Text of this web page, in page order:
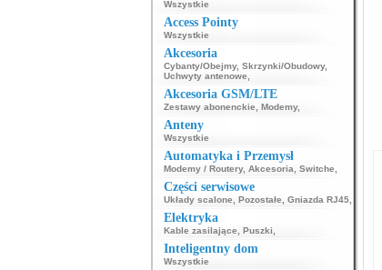
Wszystkie
Access Pointy
Wszystkie
Akcesoria
Cybanty/Obejmy, Skrzynki/Obudowy,
Uchwyty antenowe
Akcesoria GSM/LTE
Zestawy abonenckie Modemy,
Anteny
Wszystkie
Automatyka i Przemysł
Modemy / Routery, Akcesoria Switche
Części serwisowe
Układy scalone Pozostałe Gniazda RJ45,
Elektryka
Kable zasilające Puszki
Inteligentny dom
Wszystkie